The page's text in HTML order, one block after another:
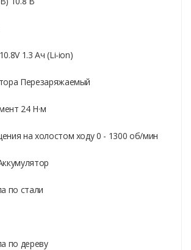
1.3 Ач (Li-ion)
Перезаряжаемый
24 Н·м
на холостом ходу 0 - 1300 об/мин
по стали
по дереву